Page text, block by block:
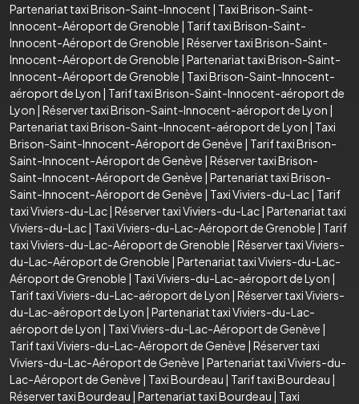
Partenariat taxi Brison-Saint-Innocent | Taxi Brison-Saint-
Innocent-Aéroport de Grenoble | Tarif taxi Brison-Saint-
Innocent-Aéroport de Grenoble | Réserver taxi Brison-Saint-
Innocent-Aéroport de Grenoble | Partenariat taxi Brison-Saint-
Innocent-Aéroport de Grenoble | Taxi Brison-Saint-Innocent-
aéroport de Lyon | Tarif taxi Brison-Saint-Innocent-aéroport de
Lyon | Réserver taxi Brison-Saint-Innocent-aéroport de Lyon |
Partenariat taxi Brison-Saint-Innocent-aéroport de Lyon | Taxi
Brison-Saint-Innocent-Aéroport de Genève | Tarif taxi Brison-
Saint-Innocent-Aéroport de Genève | Réserver taxi Brison-
Saint-Innocent-Aéroport de Genève | Partenariat taxi Brison-
Saint-Innocent-Aéroport de Genève | Taxi Viviers-du-Lac| Tarif
taxi Viviers-du-Lac| Réserver taxi Viviers-du-Lac| Partenariat taxi
Viviers-du-Lac| Taxi Viviers-du-Lac-Aéroport de Grenoble | Tarif
taxi Viviers-du-Lac-Aéroport de Grenoble | Réserver taxi Viviers-
du-Lac-Aéroport de Grenoble | Partenariat taxi Viviers-du-Lac-
Aéroport de Grenoble | Taxi Viviers-du-Lac-aéroport de Lyon |
Tarif taxi Viviers-du-Lac-aéroport de Lyon | Réserver taxi Viviers-
du-Lac-aéroport de Lyon | Partenariat taxi Viviers-du-Lac-
aéroport de Lyon | Taxi Viviers-du-Lac-Aéroport de Genève |
Tarif taxi Viviers-du-Lac-Aéroport de Genève | Réserver taxi
Viviers-du-Lac-Aéroport de Genève | Partenariat taxi Viviers-du-
Lac-Aéroport de Genève | Taxi Bourdeau | Tarif taxi Bourdeau |
Réserver taxi Bourdeau | Partenariat taxi Bourdeau | Taxi